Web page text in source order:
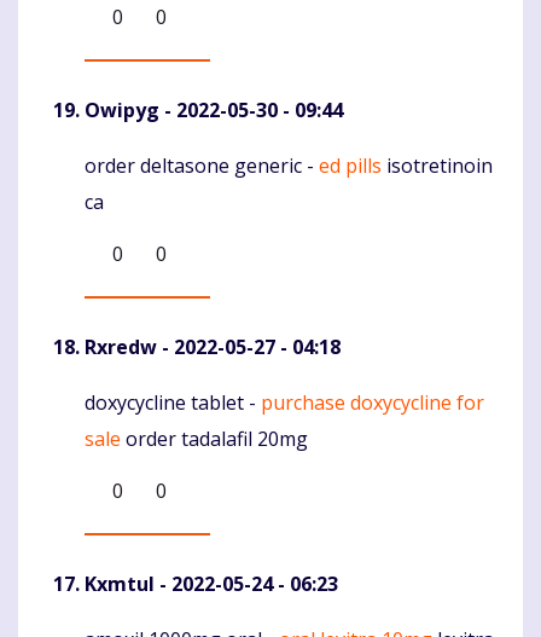
0
0
Owipyg - 2022-05-30 - 09:44
Komentaras
order deltasone generic - ed pills isotretinoin
ca
0
0
Rxredw - 2022-05-27 - 04:18
Komentaras
doxycycline tablet - purchase doxycycline for
sale order tadalafil 20mg
0
0
Kxmtul - 2022-05-24 - 06:23